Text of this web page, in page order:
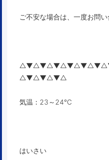
ご不安な場合は、一度お問い
△▼△▼△▼△
気温：23～24℃
はいさい